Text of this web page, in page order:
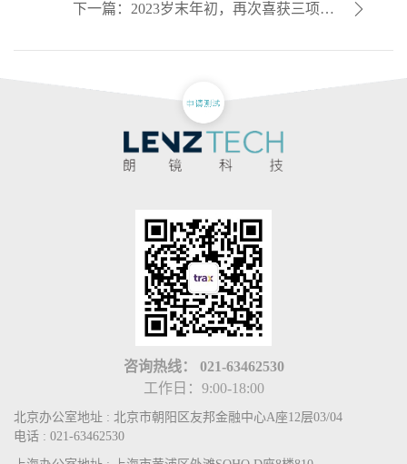
下一篇：2023岁末年初，再次喜获三项荣
咨询热线： 021-63462530
工作日：9:00-18:00
北京办公室地址 : 北京市朝阳区友邦金融中心A座12层03/04
电话 : 021-63462530